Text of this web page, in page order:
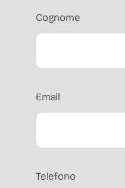
Cognome
Email
Telefono